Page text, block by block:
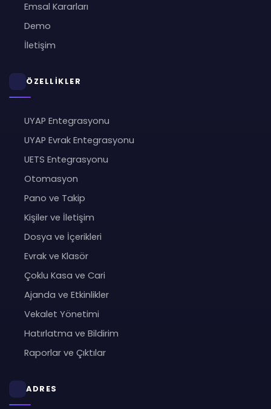
Emsal Kararları
Demo
İletişim
ÖZELLİKLER
UYAP Entegrasyonu
UYAP Evrak Entegrasyonu
UETS Entegrasyonu
Otomasyon
Pano ve Takip
Kişiler ve İletişim
Dosya ve İçerikleri
Evrak ve Klasör
Çoklu Kasa ve Cari
Ajanda ve Etkinlikler
Vekalet Yönetimi
Hatırlatma ve Bildirim
Raporlar ve Çıktılar
ADRES